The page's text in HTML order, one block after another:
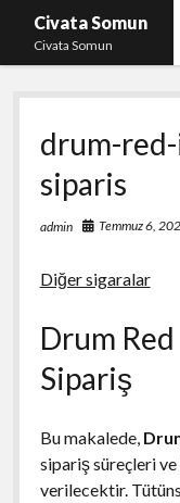
Civata Somun
Civata Somun
Liste
Sayfa Listesi
Shorts Beğeni
Ücretsiz En İyi
drum-
siparis
admin Temmuz 6,
Diğer sigaralar
Drum
Sipariş
Bu makalede,
sipariş süreçleri ve
verilecektir.